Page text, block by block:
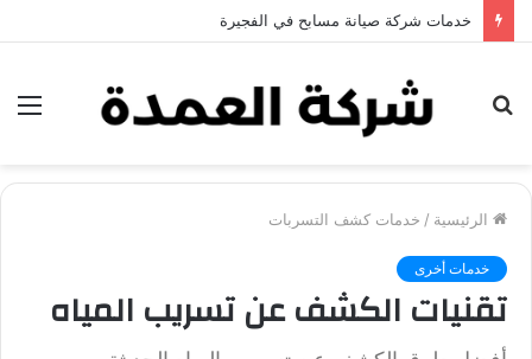
خدمات شركة جلي وتلميع الرخام في العين
الرئيسية / خدمات كشف التسربات
خدمات أخرى
تقنيات الكشف عن تسريب المياه